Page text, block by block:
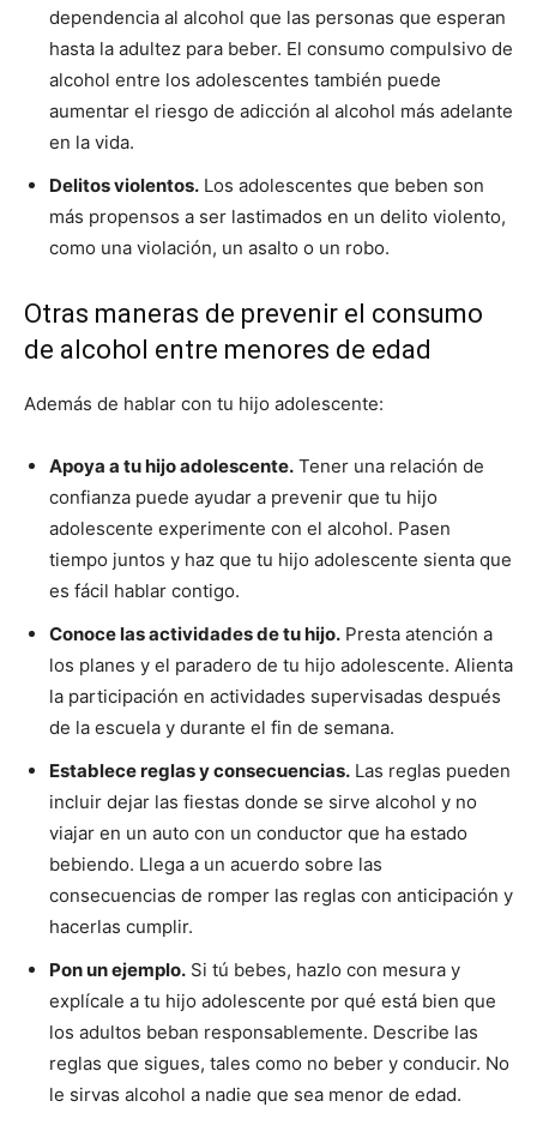
dependencia al alcohol que las personas que esperan
hasta la adultez para beber. El consumo compulsivo de
alcohol entre los adolescentes también puede
aumentar el riesgo de adicción al alcohol más adelante
en la vida.
Delitos violentos. Los adolescentes que beben son
más propensos a ser lastimados en un delito violento,
como una violación, un asalto o un robo.
Otras maneras de prevenir el consumo
de alcohol entre menores de edad
Además de hablar con tu hijo adolescente:
Apoya a tu hijo adolescente. Tener una relación de
confianza puede ayudar a prevenir que tu hijo
adolescente experimente con el alcohol. Pasen
tiempo juntos y haz que tu hijo adolescente sienta que
es fácil hablar contigo.
Conoce las actividades de tu hijo. Presta atención a
los planes y el paradero de tu hijo adolescente. Alienta
la participación en actividades supervisadas después
de la escuela y durante el fin de semana.
Establece reglas y consecuencias. Las reglas pueden
incluir dejar las fiestas donde se sirve alcohol y no
viajar en un auto con un conductor que ha estado
bebiendo. Llega a un acuerdo sobre las
consecuencias de romper las reglas con anticipación y
hacerlas cumplir.
Pon un ejemplo. Si tú bebes, hazlo con mesura y
explícale a tu hijo adolescente por qué está bien que
los adultos beban responsablemente. Describe las
reglas que sigues, tales como no beber y conducir. No
le sirvas alcohol a nadie que sea menor de edad.